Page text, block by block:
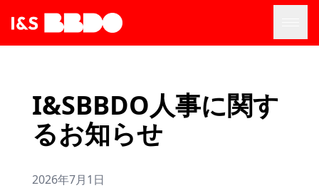
I&SBBDO人事に関す
るお知らせ
2026年7月1日